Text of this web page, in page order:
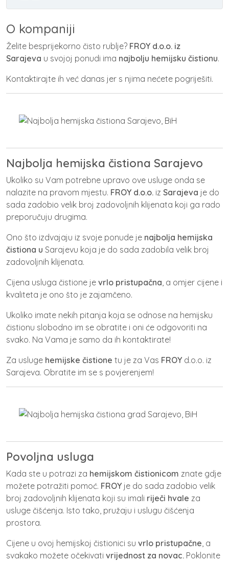
O kompaniji
Želite besprijekorno čisto rublje? FROY d.o.o. iz
Sarajeva u svojoj ponudi ima najbolju hemijsku čistionu.
Kontaktirajte ih već danas jer s njima nećete pogriješiti.
Najbolja hemijska čistiona Sarajevo
Ukoliko su Vam potrebne upravo ove usluge onda se
nalazite na pravom mjestu. FROY d.o.o. iz Sarajeva je do
sada zadobio velik broj zadovoljnih klijenata koji ga rado
preporučuju drugima.
Ono što izdvajaju iz svoje ponude je najbolja hemijska
čistiona u Sarajevu koja je do sada zadobila velik broj
zadovoljnih klijenata.
Cijena usluga čistione je vrlo pristupačna , a omjer cijene i
kvaliteta je ono što je zajamčeno.
Ukoliko imate nekih pitanja koja se odnose na hemijsku
čistionu slobodno im se obratite i oni će odgovoriti na
svako. Na Vama je samo da ih kontaktirate!
Za usluge hemijske čistione tu je za Vas FROY d.o.o. iz
Sarajeva. Obratite im se s povjerenjem!
Povoljna usluga
Kada ste u potrazi za hemijskom čistionicom znate gdje
možete potražiti pomoć. FROY je do sada zadobio velik
broj zadovoljnih klijenata koji su imali riječi hvale za
usluge čišćenja. Isto tako, pružaju i uslugu čišćenja
prostora.
Cijene u ovoj hemijskoj čistionici su vrlo pristupačne , a
svakako možete očekivati vrijednost za novac. Poklonite